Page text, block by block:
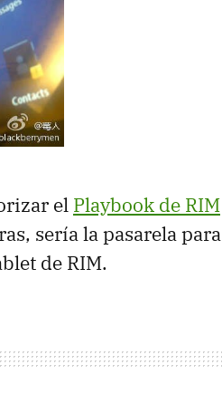
el Playbook de RIM
sería la pasarela para
de RIM.